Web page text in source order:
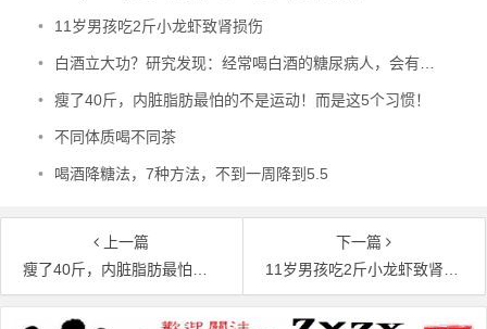
• 11岁男孩吃2斤小龙虾致肾损伤
• 白酒立大功？研究发现：经常喝白酒的糖尿病人，会有4个坏处！
• 瘦了40斤，内脏脂肪最怕的不是运动！而是这5个习惯！
• 不同体质喝不同茶
• 喝酒降糖法，7种方法，不到一周降到5.5
上一篇
瘦了40斤，内脏脂肪最怕的不是运动！而是这5个习惯！
下一篇
11岁男孩吃2斤小龙虾致肾损伤